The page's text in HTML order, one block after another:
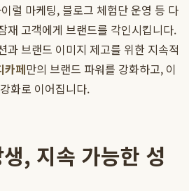
럴 마케팅, 블로그 체험단 운영 등 다
재 고객에게 브랜드를 각인시킵니다.
과 브랜드 이미지 제고를 위한 지속적
카페만의 브랜드 파워를 강화하고, 이
화로 이어집니다.
, 지속 가능한 성